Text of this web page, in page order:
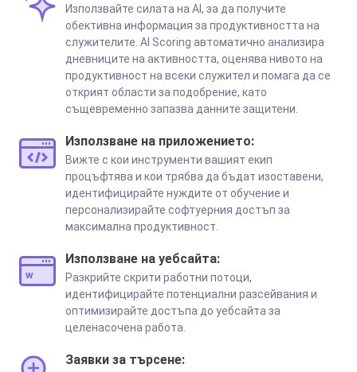
Използвайте силата на AI, за да получите
обективна информация за продуктивността на
служителите. AI Scoring автоматично анализира
дневниците на активността, оценява нивото на
продуктивност на всеки служител и помага да се
открият области за подобрение, като
същевременно запазва данните защитени.
Използване на приложението:
Вижте с кои инструменти вашият екип
процъфтява и кои трябва да бъдат изоставени,
идентифицирайте нуждите от обучение и
персонализирайте софтуерния достъп за
максимална продуктивност.
Използване на уебсайта:
Разкрийте скрити работни потоци,
идентифицирайте потенциални разсейвания и
оптимизирайте достъпа до уебсайта за
целенасочена работа.
Заявки за търсене: